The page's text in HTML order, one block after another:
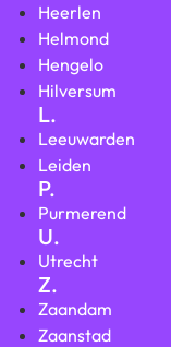
Heerlen
Helmond
Hengelo
Hilversum
L.
Leeuwarden
Leiden
P.
Purmerend
U.
Utrecht
Z.
Zaandam
Zaanstad